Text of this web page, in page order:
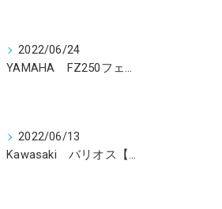
2022/06/24
YAMAHA FZ250フェーザー【1GK】買取依頼を受けました。
2022/06/13
Kawasaki バリオス【ZR２５０】買取依頼を受けました。